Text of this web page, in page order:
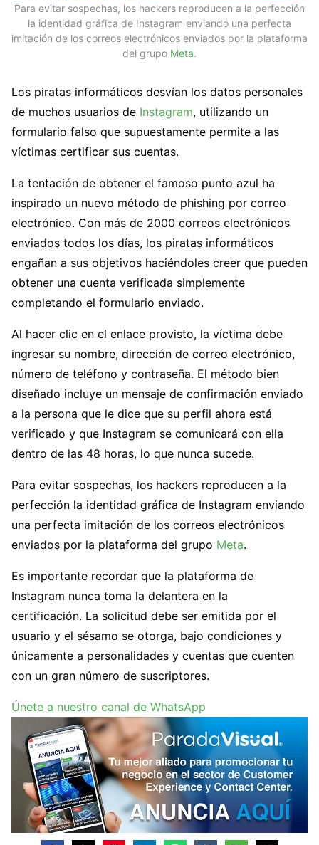
Para evitar sospechas, los hackers reproducen a la perfección
la identidad gráfica de Instagram enviando una perfecta
imitación de los correos electrónicos enviados por la plataforma
del grupo Meta.
Los piratas informáticos desvían los datos personales
de muchos usuarios de Instagram, utilizando un
formulario falso que supuestamente permite a las
víctimas certificar sus cuentas.
La tentación de obtener el famoso punto azul ha
inspirado un nuevo método de phishing por correo
electrónico. Con más de 2000 correos electrónicos
enviados todos los días, los piratas informáticos
engañan a sus objetivos haciéndoles creer que pueden
obtener una cuenta verificada simplemente
completando el formulario enviado.
Al hacer clic en el enlace provisto, la víctima debe
ingresar su nombre, dirección de correo electrónico,
número de teléfono y contraseña. El método bien
diseñado incluye un mensaje de confirmación enviado
a la persona que le dice que su perfil ahora está
verificado y que Instagram se comunicará con ella
dentro de las 48 horas, lo que nunca sucede.
Para evitar sospechas, los hackers reproducen a la
perfección la identidad gráfica de Instagram enviando
una perfecta imitación de los correos electrónicos
enviados por la plataforma del grupo Meta.
Es importante recordar que la plataforma de
Instagram nunca toma la delantera en la
certificación. La solicitud debe ser emitida por el
usuario y el sésamo se otorga, bajo condiciones y
únicamente a personalidades y cuentas que cuenten
con un gran número de suscriptores.
Únete a nuestro canal de WhatsApp